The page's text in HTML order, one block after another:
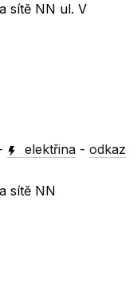
sítě NN ul. V
elektřina -odkaz
sítě NN